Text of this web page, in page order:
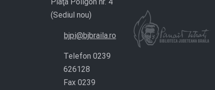
(Sediul nou)
bjpi@bjbraila.ro
Telefon 0239
626128
Fax 0239